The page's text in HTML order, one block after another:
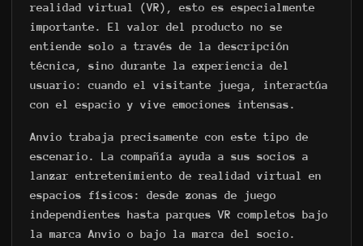
realidad virtual (VR), esto es especialmente
importante. El valor del producto no se
entiende solo a través de la descripción
técnica, sino durante la experiencia del
usuario: cuando el visitante juega, interactúa
con el espacio y vive emociones intensas.
Anvio trabaja precisamente con este tipo de
escenario. La compañía ayuda a sus socios a
lanzar entretenimiento de realidad virtual en
espacios físicos: desde zonas de juego
independientes hasta parques VR completos bajo
la marca Anvio o bajo la marca del socio.